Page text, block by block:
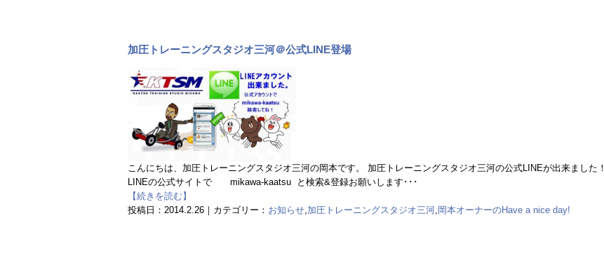
加圧トレーニングスタジオ三河＠公式LINE登場
こんにちは、加圧トレーニングスタジオ三河の岡本です。 加圧トレーニングスタジオ三河の公式LINEが出来ました！
LINEの公式サイトで mikawa-kaatsu と検索&登録お願いします･･･
【続きを読む】
投稿日：2014.2.26｜カテゴリー： お知らせ,加圧トレーニングスタジオ三河, 岡本オーナーのHave a nice day!